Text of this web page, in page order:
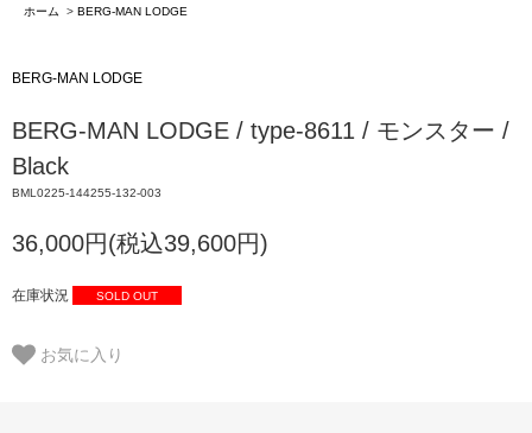
ホーム > BERG-MAN LODGE
BERG-MAN LODGE
BERG-MAN LODGE / type-8611 / モンスター /
Black
BML0225-144255-132-003
36,000円(税込39,600円)
在庫状況 SOLD OUT
お気に入り